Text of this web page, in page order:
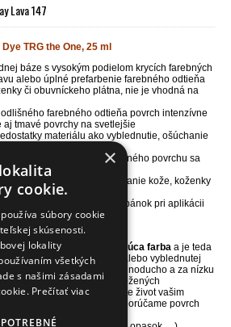
Lava 147
TRG the One, 25 ml
báze s vysokým podielom krycích farebných
alebo úplné prefarbenie farebného odtieňa
či obuvníckeho plátna, nie je vhodná na
farebného odtieňa povrch intenzívne
tmavé povrchy na svetlejšie
materiálu ako vyblednutie, ošúchanie
vracia materiálom ich farbu
štruktúru povrchu, do farbeného povrchu sa
nepraská a ani sa nelúpe
alebo kreatívne dekorovanie kože, koženky
vystačí na plochu 1 páru topánok pri aplikácii
nanášaciu a brúsnu hubku
Easy Dye je vysoko kryjúca farba a je teda
málo poškodenej alebo vyblednutej
obuvníckeho plátna. Jednoducho a za nízku
povrch vašich topánok a kožených
farbu na krajší odtieň. Vrátite život vašim
Pred aplikáciou odporúčame povrch
Universal cleaner.
×
cookie.
súbory cookie
skúsenosti.
lokality
všetkých
s našimi zásadami
Prečítať viac